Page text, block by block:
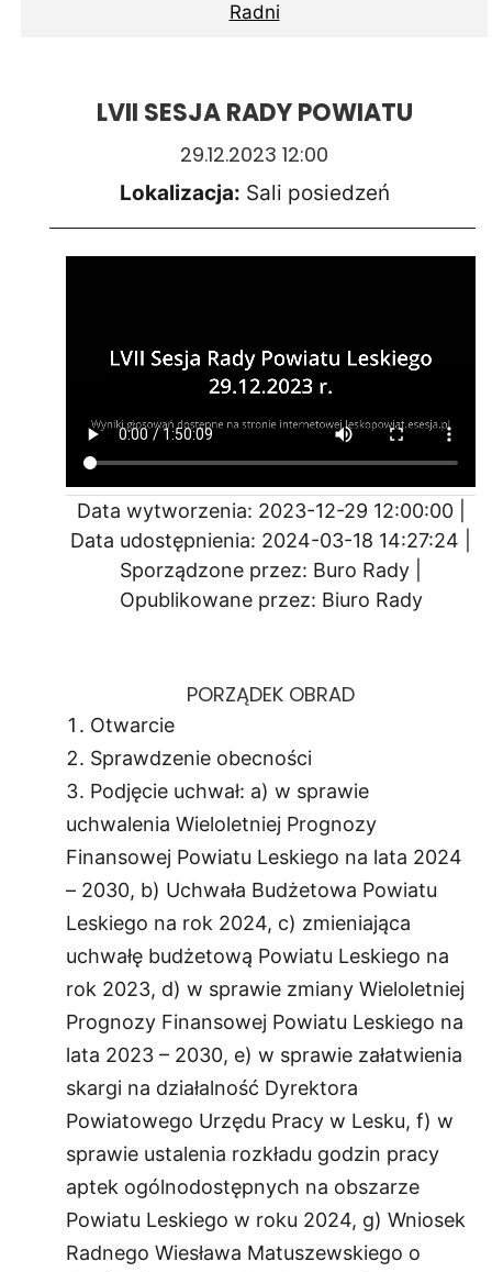
Radni
LVII SESJA RADY POWIATU
29.12.2023 12:00
Lokalizacja: Sali posiedzeń
Data wytworzenia: 2023-12-29 12:00:00 |
Data udostępnienia: 2024-03-18 14:27:24 |
Sporządzone przez: Buro Rady |
Opublikowane przez: Biuro Rady
PORZĄDEK OBRAD
Otwarcie
Sprawdzenie obecności
Podjęcie uchwał: a) w sprawie
uchwalenia Wieloletniej Prognozy
Finansowej Powiatu Leskiego na lata 2024
– 2030, b) Uchwała Budżetowa Powiatu
Leskiego na rok 2024, c) zmieniająca
uchwałę budżetową Powiatu Leskiego na
rok 2023, d) w sprawie zmiany Wieloletniej
Prognozy Finansowej Powiatu Leskiego na
lata 2023 – 2030, e) w sprawie załatwienia
skargi na działalność Dyrektora
Powiatowego Urzędu Pracy w Lesku, f) w
sprawie ustalenia rozkładu godzin pracy
aptek ogólnodostępnych na obszarze
Powiatu Leskiego w roku 2024, g) Wniosek
Radnego Wiesława Matuszewskiego o